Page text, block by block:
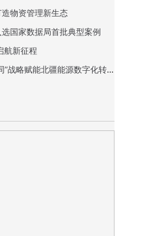
物资管理新生态
国家数据局首批典型案例
航新征程
南网数研院：以“三链协同”战略赋能北疆能源数字化转型